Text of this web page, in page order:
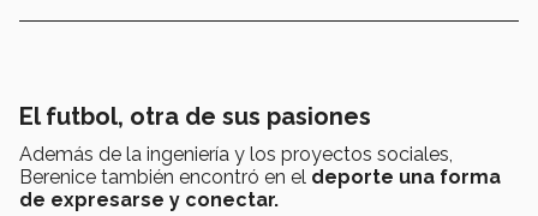
El futbol, otra de sus pasiones
Además de la ingeniería y los proyectos sociales,
Berenice también encontró en el deporte una forma
de expresarse y conectar.